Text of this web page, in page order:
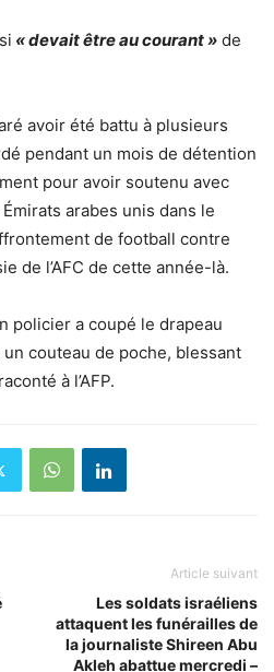
« devait être au courant » de
avoir été battu à plusieurs
pendant un mois de détention
pour avoir soutenu avec
arabes unis dans le
de football contre
de l’AFC de cette année-là.
policier a coupé le drapeau
couteau de poche, blessant
à l’AFP.
Article suivant
Les soldats israéliens
attaquent les funérailles de
la journaliste Shireen Abu
Akleh abattue mercredi –